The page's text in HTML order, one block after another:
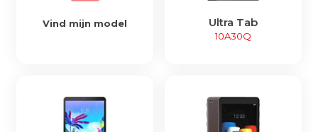
Vind mijn model Ultra Tab
10A30Q